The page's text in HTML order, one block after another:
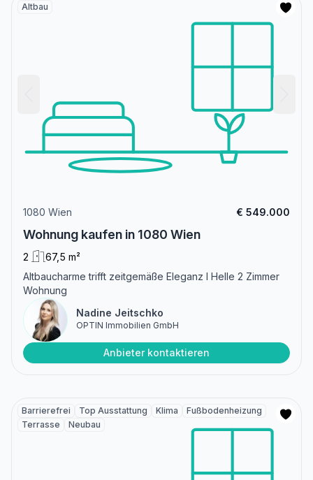
Altbau
1080 Wien € 549.000
Wohnung kaufen in 1080 Wien
2
67,5 m²
Altbaucharme trifft zeitgemäße Eleganz I Helle 2 Zimmer
Wohnung
Nadine Jeitschko
OPTIN Immobilien GmbH
Anbieter kontaktieren
Barrierefrei Top Ausstattung Klima
Fußbodenheizung
Terrasse
Neubau